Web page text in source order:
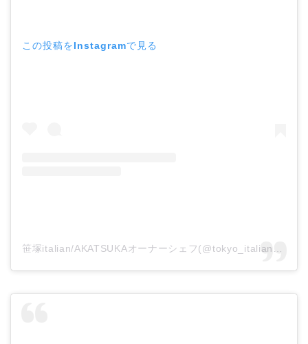
この投稿をInstagramで見る
笹塚italian/AKATSUKAオーナーシェフ(@tokyo_italian_akatsuka)がシェアした投稿